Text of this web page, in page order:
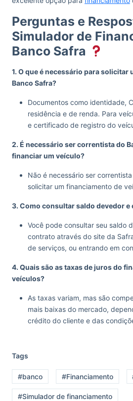
Perguntas e
Simulador de
Banco Safra
1. O que é necessário para solicitar
Banco Safra?
Documentos como identidade,
residência e de renda. Para
e certificado de registro do
2. É necessário ser correntista do
financiar um veículo?
Não é necessário ser
solicitar um financiamento de
3. Como consultar saldo devedor
Você pode consultar seu saldo
contrato através do site da
de serviços, ou entrando em
4. Quais são as taxas de juros do
veículos?
As taxas variam, mas são
mais baixas do mercado,
crédito do cliente e das
Tags
#banco #Financiamento
#Simulador de financiamento